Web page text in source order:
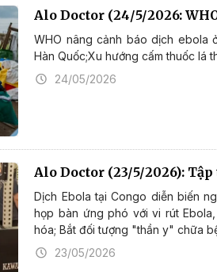
Alo Doctor (24/5/2026:
WHO nâng cảnh báo dịch ebola
Hàn Quốc;Xu hướng cấm thuốc lá
24/05/2026
Alo Doctor (23/5/2026):
Dịch Ebola tại Congo diễn biến
họp bàn ứng phó với vi rút
hóa; Bắt đối tượng "thần y" chữa
23/05/2026